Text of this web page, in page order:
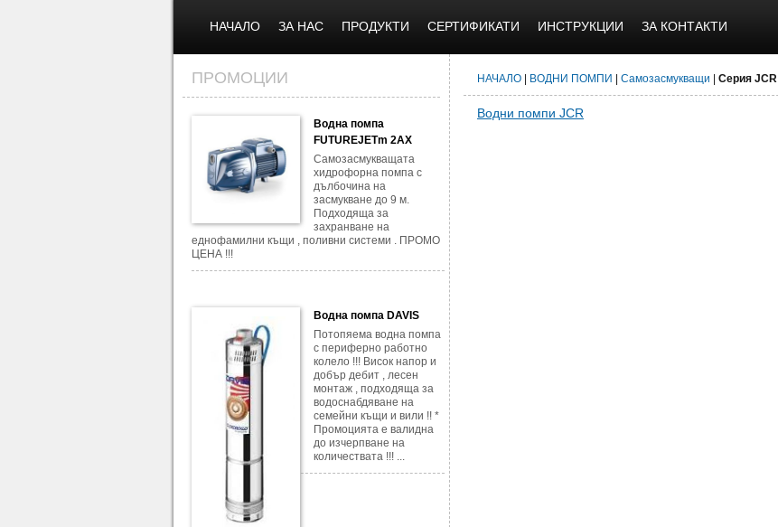
НАЧАЛО ЗА НАС ПРОДУКТИ СЕРТИФИКАТИ ИНСТРУКЦИИ ЗА КОНТАКТИ
ПРОМОЦИИ
Водна помпа
FUTUREJETm 2AX
Самозасмукващата
хидрофорна помпа с
дълбочина на
засмукване до 9 м.
Подходяща за
захранване на
еднофамилни къщи , поливни системи . ПРОМО
ЦЕНА !!!
Водна помпа DAVIS
Потопяема водна помпа
с периферно работно
колело !!! Висок напор и
добър дебит , лесен
монтаж , подходяща за
водоснабдяване на
семейни къщи и вили !! *
Промоцията е валидна
до изчерпване на
количествата !!! ...
НАЧАЛО ВОДНИ ПОМПИ Самозасмукващи Серия JCR
Водни помпи JCR